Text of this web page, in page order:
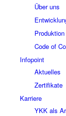
Über uns
Produktion
Code of
Infopoint
Aktuelles
Zertifikate
Karriere
YKK als